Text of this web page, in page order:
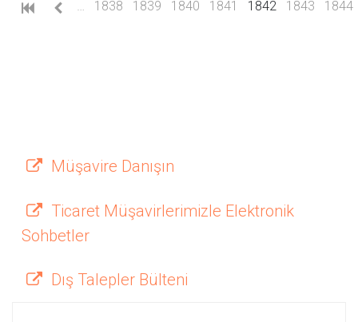
1838 1839 1840 1841 1842 (current)
1843 1844
Müşavire Danışın
Ticaret Müşavirlerimizle Elektronik
Sohbetler
Dış Talepler Bülteni